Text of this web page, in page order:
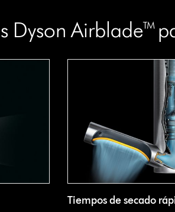
Dyson Airblade™
Tiempos de secado